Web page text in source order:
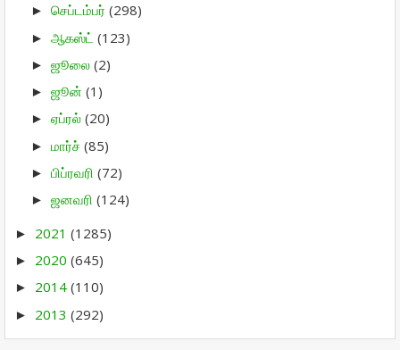
► செப்டம்பர் (298)
► ஆகஸ்ட் (123)
► ஜூலை (2)
► ஜூன் (1)
► ஏப்ரல் (20)
► மார்ச் (85)
► பிப்ரவரி (72)
► ஜனவரி (124)
► 2021 (1285)
► 2020 (645)
► 2014 (110)
► 2013 (292)